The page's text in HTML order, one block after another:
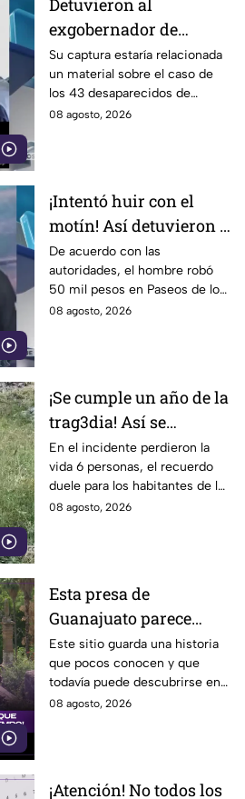
Detuvieron al
exgobernador de
Guerrero, Ángel
Aguirre Rivero
Su captura estaría relacionada
un material sobre el caso de
los 43 desaparecidos de
Ayotzinapa
08 agosto, 2026
¡Intentó huir con el
motín! Así detuvieron a
un presunto
responsable de asaltar
a su víctima en León
De acuerdo con las
autoridades, el hombre robó
50 mil pesos en Paseos de los
Insurgentes
08 agosto, 2026
¡Se cumple un año de la
trag3dia! Así se
recuerda el fuerte
accidente de un tren en
Irapuato
En el incidente perdieron la
vida 6 personas, el recuerdo
duele para los habitantes de la
localidad.
08 agosto, 2026
Esta presa de
Guanajuato parece
haberse quedado
atrapada en el tiempo;
¿cuál es?
Este sitio guarda una historia
que pocos conocen y que
todavía puede descubrirse en
Guanajuato.
08 agosto, 2026
¡Atención! No todos los